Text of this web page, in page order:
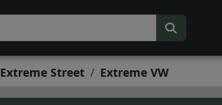
Extreme Street Extreme VW